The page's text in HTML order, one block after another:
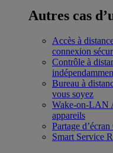
Autres cas
Accès à
connexion
Contrôle à
Bureau à
vous soyez
Wake-on-LAN
appareils
Partage d’écran
Smart Service